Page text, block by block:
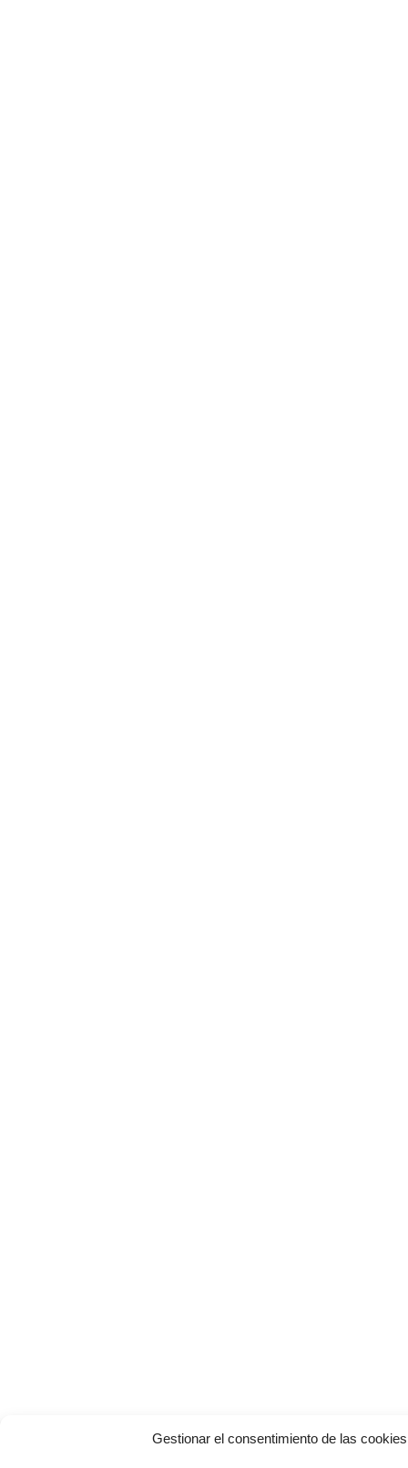
Gestionar el consentimiento de las cookies